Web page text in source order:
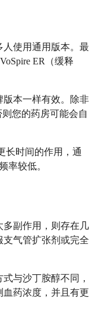
人使用通用版本。最
ER（缓释
版本一样有效。除非
您的药房可能会自
长时间的作用，通
率较低。
多副作用，则存在几
气管扩张剂或完全
与沙丁胺醇不同，
药浓度，并且有更